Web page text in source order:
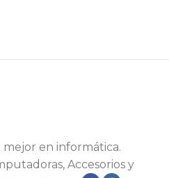
en informática.
Accesorios y